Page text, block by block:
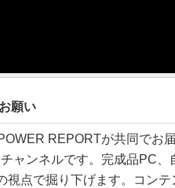
願い
REPORTが共同でお
ャンネルです。完成品PC、
視点で掘り下げます。コンテ